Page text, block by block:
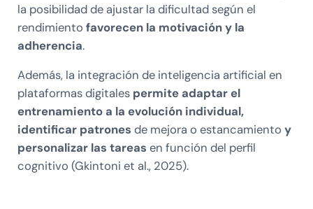
la posibilidad de ajustar la dificultad según el
rendimiento favorecen la motivación y la
adherencia.
Además, la integración de inteligencia artificial en
plataformas digitales permite adaptar el
entrenamiento a la evolución individual,
identificar patrones de mejora o estancamiento y
personalizar las tareas en función del perfil
cognitivo (Gkintoni et al., 2025).